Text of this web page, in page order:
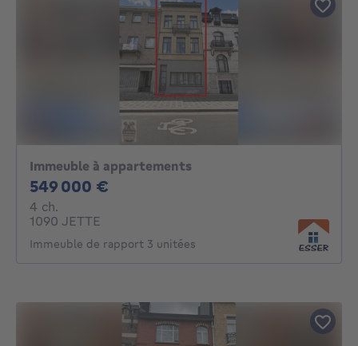
Immeuble à appartements
549 000 €
4 ch.
1090 JETTE
Immeuble de rapport 3 unitées